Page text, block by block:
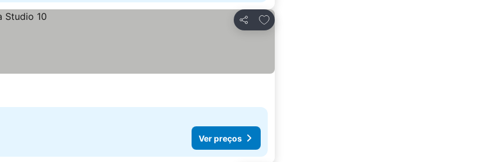
Partilhar
Adicionar aos favoritos
Ver preços